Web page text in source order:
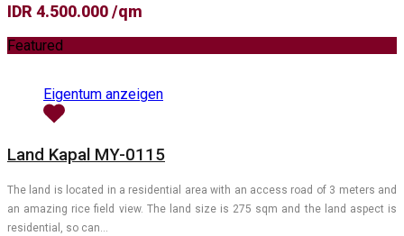
IDR 4.500.000 /qm
Featured
Eigentum anzeigen
Land Kapal MY-0115
The land is located in a residential area with an access road of 3 meters and
an amazing rice field view. The land size is 275 sqm and the land aspect is
residential, so can…